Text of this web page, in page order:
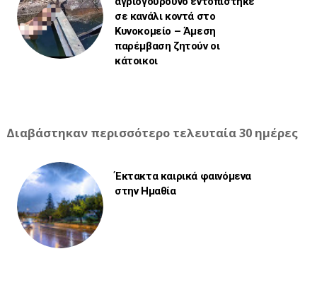
σε κανάλι κοντά στο
Κυνοκομείο – Άμεση
παρέμβαση ζητούν οι
κάτοικοι
Διαβάστηκαν περισσότερο τελευταία 30 ημέρες
Έκτακτα καιρικά φαινόμενα
στην Ημαθία